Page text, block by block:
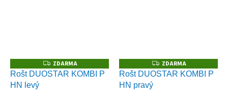
Z
D
A
ZDARMA
Rošt DUOSTAR KOMBI P
HN levý
Z
D
A
ZDARMA
Rošt DUOSTAR KOMBI P
HN pravý